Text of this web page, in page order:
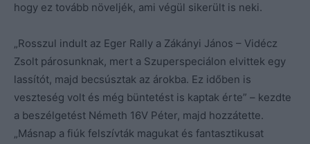
hogy ez tovább növeljék, ami végül sikerült is neki.
„Rosszul indult az Eger Rally a Zákányi János – Vidécz
Zsolt párosunknak, mert a Szuperspeciálon elvittek egy
lassítót, majd becsúsztak az árokba. Ez időben is
veszteség volt és még büntetést is kaptak érte” – kezdte
a beszélgetést Németh 16V Péter, majd hozzátette.
„Másnap a fiúk felszívták magukat és fantasztikusat